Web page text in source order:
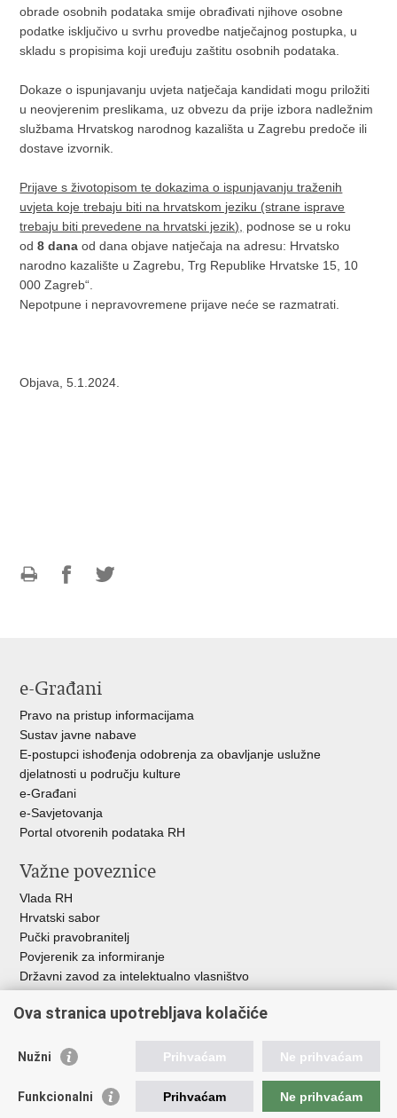
obrade osobnih podataka smije obrađivati njihove osobne
podatke isključivo u svrhu provedbe natječajnog postupka, u
skladu s propisima koji uređuju zaštitu osobnih podataka.
Dokaze o ispunjavanju uvjeta natječaja kandidati mogu priložiti
u neovjerenim preslikama, uz obvezu da prije izbora nadležnim
službama Hrvatskog narodnog kazališta u Zagrebu predoče ili
dostave izvornik.
Prijave s životopisom te dokazima o ispunjavanju traženih
uvjeta kojetrebaju biti na hrvatskom jeziku (strane isprave
trebaju biti prevedene na hrvatski jezik),
podnose se u roku
od8 dana od dana objave natječaja na adresu: Hrvatsko
narodno kazalište u Zagrebu, Trg Republike Hrvatske 15, 10
000 Zagreb“.
Nepotpune i nepravovremene prijave neće se razmatrati.
Objava, 5.1.2024.
e-Građani
Pravo na pristup informacijama
Sustav javne nabave
E-postupci ishođenja odobrenja za obavljanje uslužne
djelatnosti u području kulture
e-Građani
e-Savjetovanja
Portal otvorenih podataka RH
Važne poveznice
Vlada RH
Hrvatski sabor
Pučki pravobranitelj
Povjerenik za informiranje
Državni zavod za intelektualno vlasništvo
HAKOM
Ostale poveznice
Hrvatski audiovizualni centar
Ova stranica upotrebljava kolačiće
Nužni Prihvaćam Ne prihvaćam
Funkcionalni Prihvaćam Ne prihvaćam